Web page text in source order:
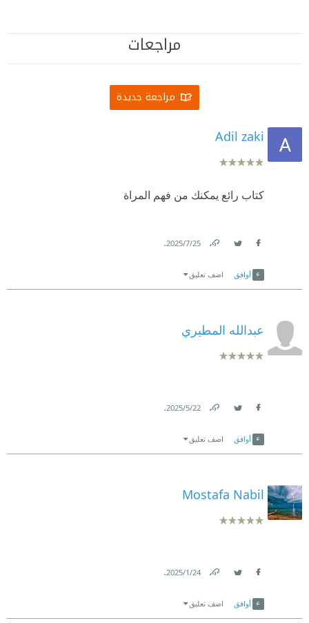
مراجعات
مراجعة جديدة
Adil zaki
كتاب رائع يمكنك من فهم المراة
25‏/7‏/2025
.
أوافق اضف تعليق
عبدالله المطيري
22‏/5‏/2025
.
أوافق اضف تعليق
Mostafa Nabil
24‏/1‏/2025
.
أوافق اضف تعليق